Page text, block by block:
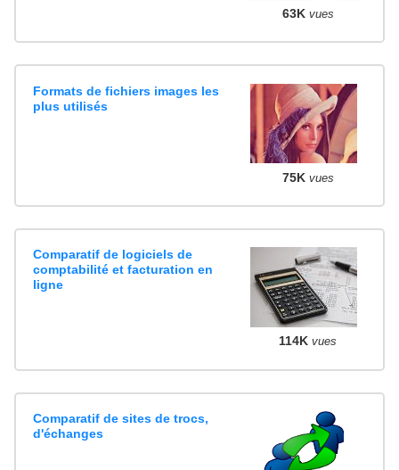
63K vues
Formats de fichiers images les
plus utilisés
75K vues
Comparatif de logiciels de
comptabilité et facturation en
ligne
114K vues
Comparatif de sites de trocs,
d'échanges